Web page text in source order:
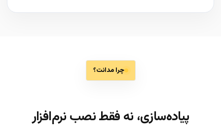
چرا مدانت؟
پیاده‌سازی، نه فقط نصب نرم‌افزار